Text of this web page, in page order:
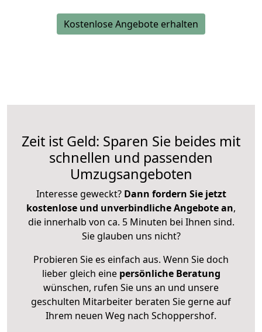
Kostenlose Angebote erhalten
Zeit ist Geld: Sparen Sie beides mit
schnellen und passenden
Umzugsangeboten
Interesse geweckt? Dann fordern Sie jetzt
kostenlose und unverbindliche Angebote an,
die innerhalb von ca. 5 Minuten bei Ihnen sind.
Sie glauben uns nicht?
Probieren Sie es einfach aus. Wenn Sie doch
lieber gleich eine persönliche Beratung
wünschen, rufen Sie uns an und unsere
geschulten Mitarbeiter beraten Sie gerne auf
Ihrem neuen Weg nach Schoppershof.